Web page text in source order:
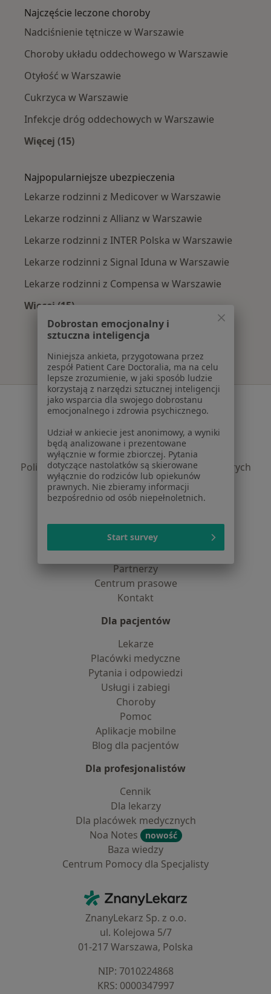
Najczęście leczone choroby
Nadciśnienie tętnicze w Warszawie
Choroby układu oddechowego w Warszawie
Otyłość w Warszawie
Cukrzyca w Warszawie
Infekcje dróg oddechowych w Warszawie
Więcej (15)
Najpopularniejsze ubezpieczenia
Lekarze rodzinni z Medicover w Warszawie
Lekarze rodzinni z Allianz w Warszawie
Lekarze rodzinni z INTER Polska w Warszawie
Lekarze rodzinni z Signal Iduna w Warszawie
Lekarze rodzinni z Compensa w Warszawie
Więcej (15)
Więcej w kategorii: Najpopularniejsze
Serwis
Polityka prywatności pacjentów
Polityka prywatności profesjonalistów
Polityka prywatności dla profesjonalistów, których
dane pozyskaliśmy samodzielnie
Polityka cookies
Dostępność
O nas
Praca Rekrutujemy!
Partnerzy
Centrum prasowe
Kontakt
Dla pacjentów
Lekarze
Placówki medyczne
Pytania i odpowiedzi
Usługi i zabiegi
Choroby
Pomoc
Aplikacje mobilne
Blog dla pacjentów
Dla profesjonalistów
Cennik
Dla lekarzy
Dla placówek medycznych
Noa Notes
nowość
Baza wiedzy
Centrum Pomocy dla Specjalisty
ZnanyLekarz - Strona główna
ZnanyLekarz Sp. z o.o.
ul. Kolejowa 5/7
01-217 Warszawa, Polska
NIP: ⁠7010224868
KRS: ⁠0000347997
Dobrostan emocjonalny i
sztuczna inteligencja
Niniejsza ankieta, przygotowana przez
zespół Patient Care Doctoralia, ma na celu
lepsze zrozumienie, w jaki sposób ludzie
korzystają z narzędzi sztucznej inteligencji
jako wsparcia dla swojego dobrostanu
emocjonalnego i zdrowia psychicznego.
Udział w ankiecie jest anonimowy, a wyniki
będą analizowane i prezentowane
wyłącznie w formie zbiorczej. Pytania
dotyczące nastolatków są skierowane
wyłącznie do rodziców lub opiekunów
prawnych. Nie zbieramy informacji
bezpośrednio od osób niepełnoletnich.
Start survey